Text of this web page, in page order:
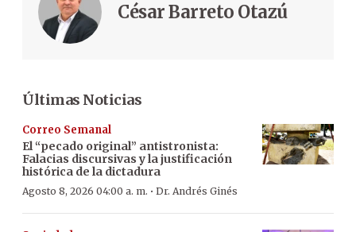
César Barreto Otazú
Últimas Noticias
Correo Semanal
El “pecado original” antistronista:
Falacias discursivas y la justificación
histórica de la dictadura
Agosto 8, 2026 04:00 a. m. · Dr. Andrés Ginés